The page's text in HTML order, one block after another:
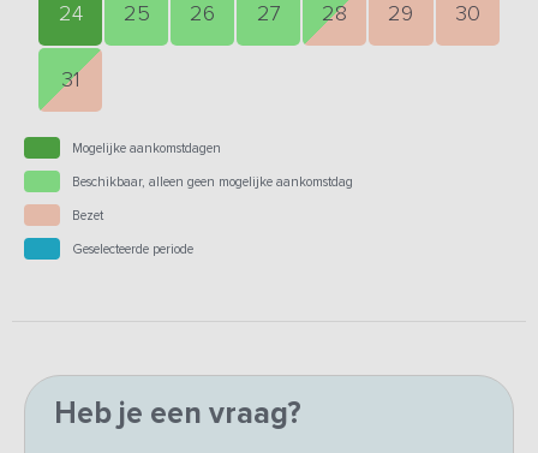
24 25 26 27 28 29 30
31
Mogelijke aankomstdagen
Beschikbaar, alleen geen mogelijke aankomstdag
Bezet
Geselecteerde periode
Heb je een vraag?